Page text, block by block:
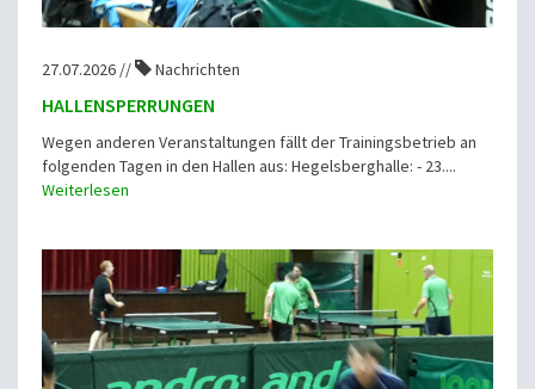
27.07.2026 // Nachrichten
HALLENSPERRUNGEN
Wegen anderen Veranstaltungen fällt der Trainingsbetrieb an
folgenden Tagen in den Hallen aus: Hegelsberghalle: - 23....
Weiterlesen